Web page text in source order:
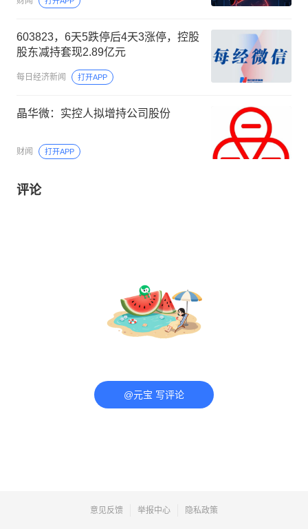
603823，6天5跌停后4天3涨停，控股
股东减持套现2.89亿元
每日经济新闻 打开APP
晶华微：实控人拟增持公司股份
财闻 打开APP
评论
@元宝 写评论
意见反馈 举报中心 隐私政策